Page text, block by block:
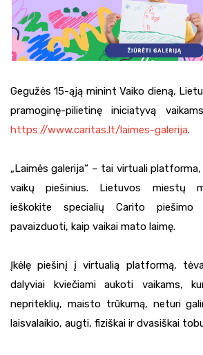
Gegužės 15-ąją minint Vaiko dieną,
pramoginę-pilietinę iniciatyvą
https://www.caritas.lt/laimes-galerija.
„Laimės galerija“ – tai virtuali
vaikų piešinius. Lietuvos miestų
ieškokite specialių Carito
pavaizduoti, kaip vaikai mato laimę.
Įkėlę piešinį į virtualią platformą,
dalyviai kviečiami aukoti vaikams,
nepriteklių, maisto trūkumą, neturi
laisvalaikio, augti, fiziškai ir dvasiškai